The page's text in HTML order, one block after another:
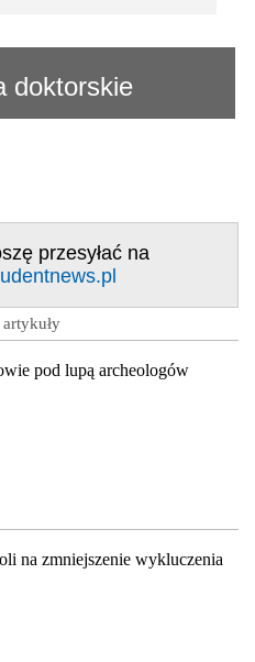
doktorskie
przesyłać na
pod lupą archeologów
na zmniejszenie wykluczenia